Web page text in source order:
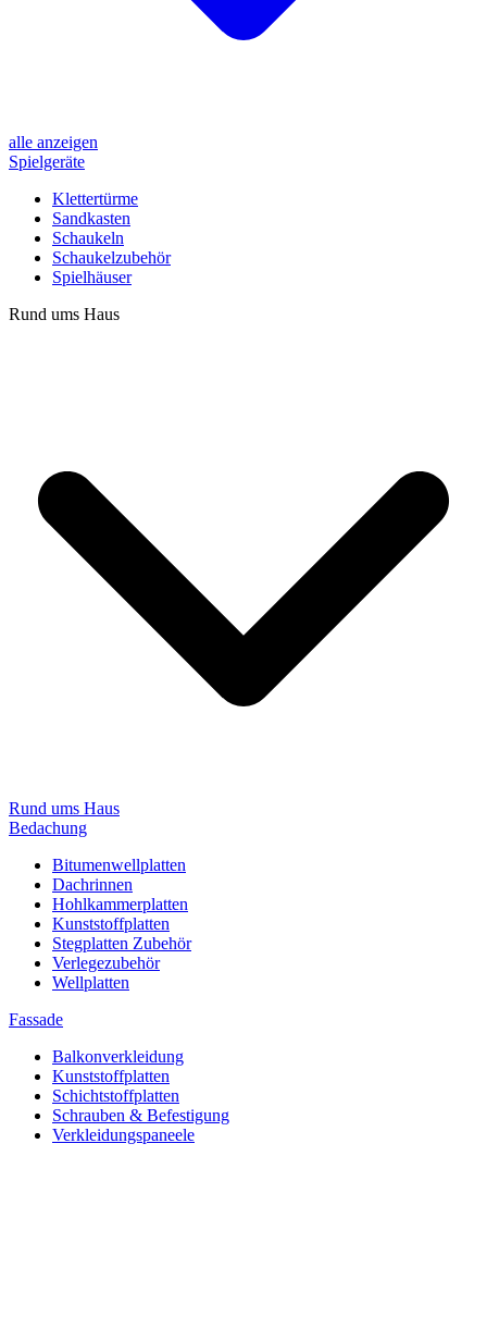
alle anzeigen
Spielgeräte
Klettertürme
Sandkasten
Schaukeln
Schaukelzubehör
Spielhäuser
Rund ums Haus
Rund ums Haus
Bedachung
Bitumenwellplatten
Dachrinnen
Hohlkammerplatten
Kunststoffplatten
Stegplatten Zubehör
Verlegezubehör
Wellplatten
Fassade
Balkonverkleidung
Kunststoffplatten
Schichtstoffplatten
Schrauben & Befestigung
Verkleidungspaneele